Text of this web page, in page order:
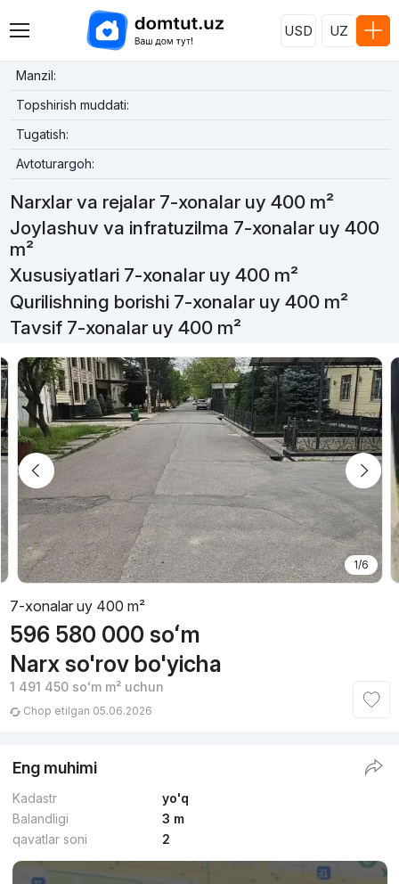
USD UZ
Manzil:
Topshirish muddati:
Tugatish:
Avtoturargoh:
Narxlar va rejalar 7-xonalar uy 400 m²
Joylashuv va infratuzilma 7-xonalar uy 400
m²
Xususiyatlari 7-xonalar uy 400 m²
Qurilishning borishi 7-xonalar uy 400 m²
Tavsif 7-xonalar uy 400 m²
1/6
7-xonalar uy 400 m²
596 580 000 soʻm
Narx so'rov bo'yicha
1 491 450 soʻmm² uchun
Chop etilgan 05.06.2026
Eng muhimi
Kadastr
yo'q
Balandligi
3 m
qavatlar soni
2